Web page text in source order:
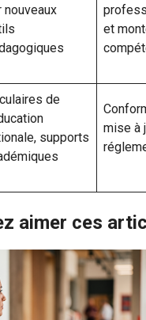
nouveaux
et
de
supports
mise à
aimer ces